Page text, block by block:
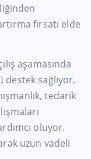
fırsatı elde
aşamasında
destek sağlıyor.
tedarik
oluyor.
uzun vadeli